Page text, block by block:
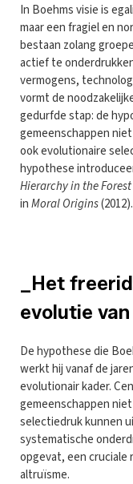
In Boehms visie is
maar een fragiel en
bestaan zolang
actief te
vermogens,
vormt de
gedurfde stap: de
gemeenschappen
ook evolutionaire
hypothese
Hierarchy in the Forest
inMoral Origins(2012).
_Het
evolutie
De hypothese die
werkt hij vanaf de
evolutionair kader.
gemeenschappen
selectiedruk kunnen
systematische
opgevat, een cruciale
altruïsme.